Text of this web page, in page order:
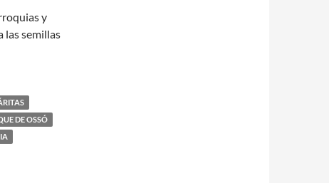
y
las semillas
DE OSSÓ